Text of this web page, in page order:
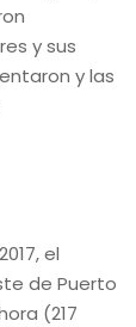
y sus
y las
el
de Puerto
(217